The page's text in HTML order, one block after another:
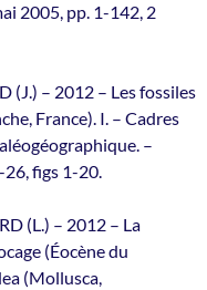
2005, pp. 1-142, 2
(J.) – 2012 – Les fossiles
France). I. – Cadres
–
26, figs 1-20.
(L.) – 2012 – La
(Éocène du
(Mollusca,